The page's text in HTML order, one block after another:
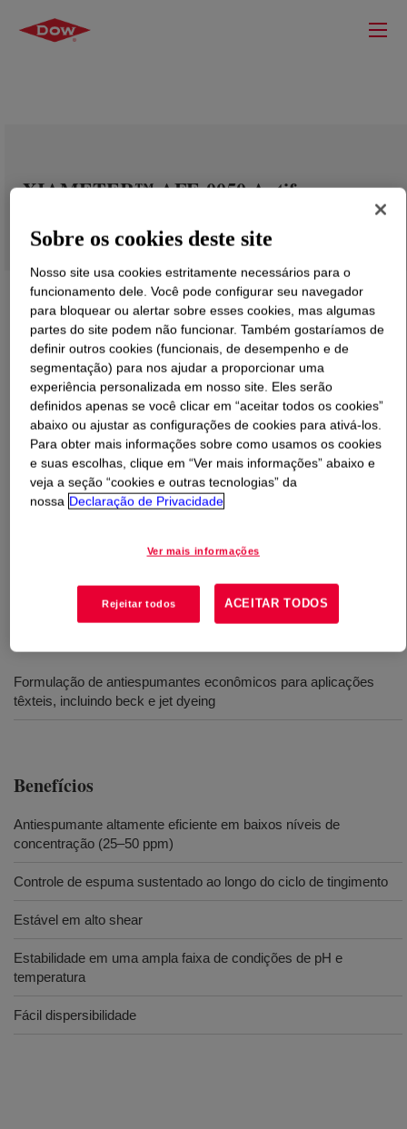
XIAMETER™ AFE-0050 Antifoam
O que éXIAMETER™ AFE-0050 Antifoam
Emulsion?
Concentrado antiespumante de silicone 50% ativo
incluindo tingimento a jato. Útil como ingrediente ativo ao
Formulação de antiespumantes econômicos para aplicações
têxteis, incluindo beck e jet dyeing
Benefícios
Antiespumante altamente eficiente em baixos níveis de
concentração (25–50 ppm)
Controle de espuma sustentado ao longo do ciclo de tingimento
Estável em alto shear
Estabilidade em uma ampla faixa de condições de pH e
temperatura
Fácil dispersibilidade
Sobre os cookies deste site
Nosso site usa cookies estritamente necessários para o
funcionamento dele. Você pode configurar seu navegador
para bloquear ou alertar sobre esses cookies, mas algumas
partes do site podem não funcionar. Também gostaríamos de
definir outros cookies (funcionais, de desempenho e de
segmentação) para nos ajudar a proporcionar uma
experiência personalizada em nosso site. Eles serão
definidos apenas se você clicar em “aceitar todos os cookies”
abaixo ou ajustar as configurações de cookies para ativá-los.
Para obter mais informações sobre como usamos os cookies
e suas escolhas, clique em “Ver mais informações” abaixo e
veja a seção “cookies e outras tecnologias” da
nossa Declaração de Privacidade
Ver mais informações
Rejeitar todos ACEITAR TODOS